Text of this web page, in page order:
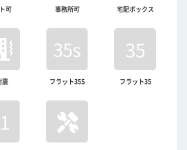
可 事務所可 宅配ボックス
震 フラット35S フラット35